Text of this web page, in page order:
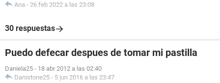
Ana - 26 feb 2022 a las 23:08
30 respuestas
Puedo defecar despues de tomar mi pastilla
Daniela25 - 18 abr 2012 a las 02:40
Danistone25 - 5 jun 2016 a las 23:47